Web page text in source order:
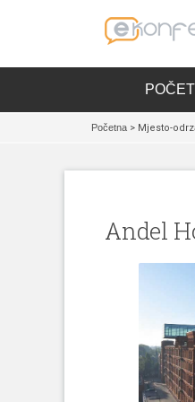
Početna > Mjesto-
Andel